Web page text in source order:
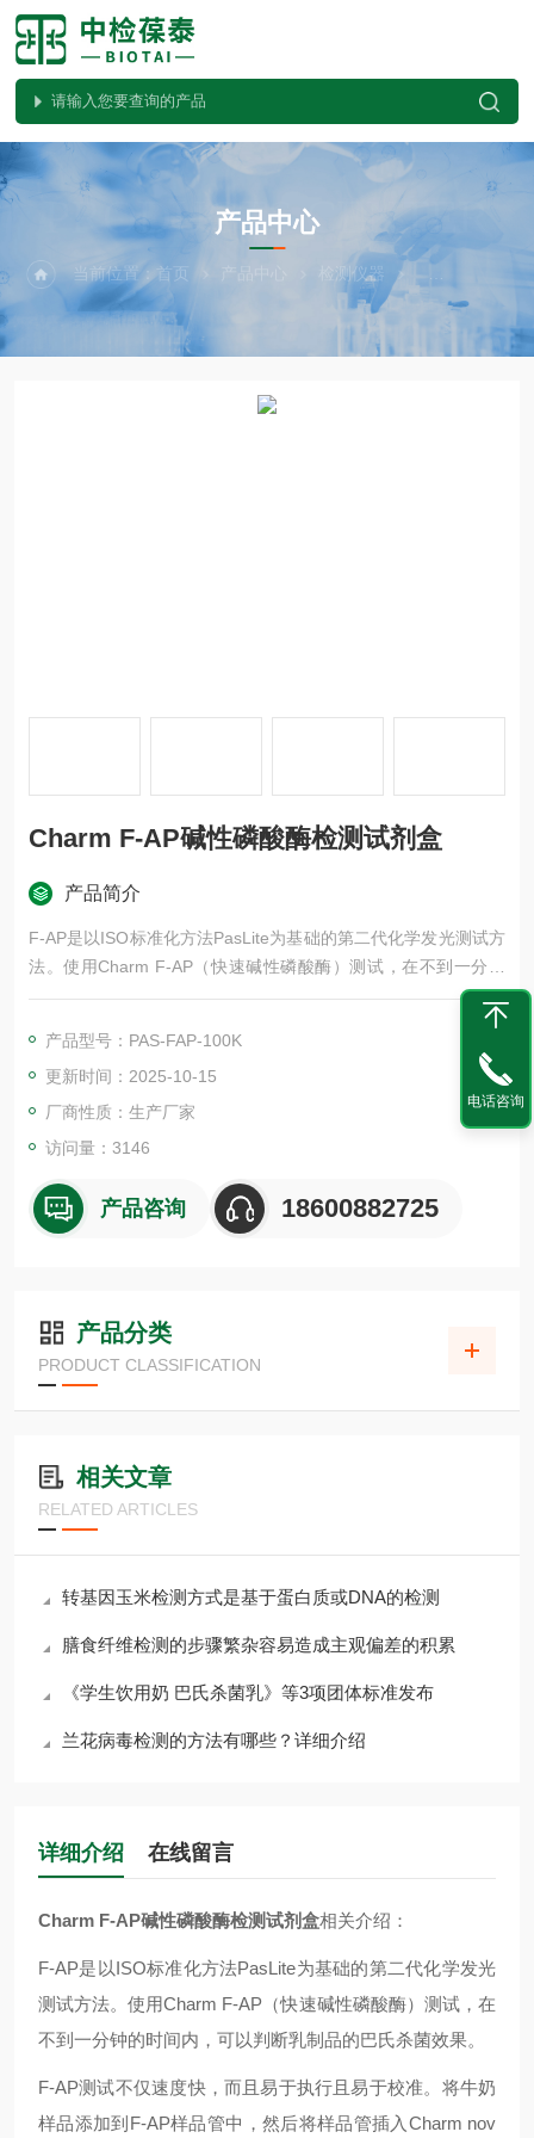
PRODUCTS CENTER
产品中心
当前位置：首页 产品中心 检测仪器 葆泰碱性磷酸
Charm F-AP碱性磷酸酶检测试剂盒
产品简介
F-AP是以ISO标准化方法PasLite为基础的第二代化学发光测试方
法。使用Charm F-AP（快速碱性磷酸酶）测试，在不到一分钟
的时间内，可以判断乳制品的巴氏杀菌效果。Charm F-AP碱性
产品型号：PAS-FAP-100K
更新时间：2025-10-15
厂商性质：生产厂家
访问量：3146
产品咨询 18600882725
产品分类
PRODUCT CLASSIFICATION
相关文章
RELATED ARTICLES
转基因玉米检测方式是基于蛋白质或DNA的检测
膳食纤维检测的步骤繁杂容易造成主观偏差的积累
《学生饮用奶 巴氏杀菌乳》等3项团体标准发布
兰花病毒检测的方法有哪些？详细介绍
详细介绍 在线留言
Charm F-AP碱性磷酸酶检测试剂盒相关介绍：
F-AP是以ISO标准化方法PasLite为基础的第二代化学发光
测试方法。使用Charm F-AP（快速碱性磷酸酶）测试，在
不到一分钟的时间内，可以判断乳制品的巴氏杀菌效果。
F-AP测试不仅速度快，而且易于执行且易于校准。将牛奶
样品添加到F-AP样品管中，然后将样品管插入Charm nov
电话咨询